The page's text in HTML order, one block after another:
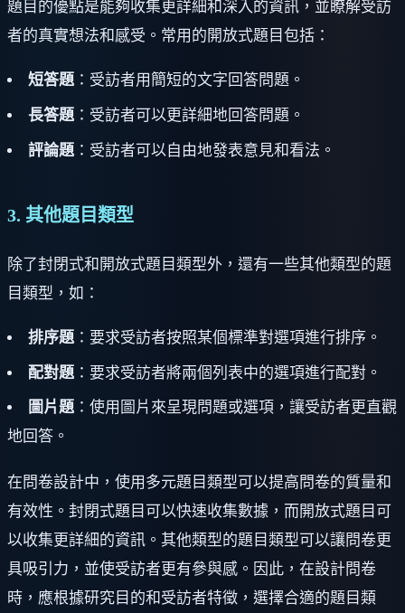
題目的優點是能夠收集更詳細和深入的資訊，並瞭解受訪
者的真實想法和感受。常用的開放式題目包括：
短答題：受訪者用簡短的文字回答問題。
長答題：受訪者可以更詳細地回答問題。
評論題 ：受訪者可以自由地發表意見和看法。
3. 其他題目類型
除了封閉式和開放式題目類型外，還有一些其他類型的題
目類型，如：
排序題 ：要求受訪者按照某個標準對選項進行排序。
配對題 ：要求受訪者將兩個列表中的選項進行配對。
圖片題：使用圖片來呈現問題或選項，讓受訪者更直觀
地回答。
在問卷設計中，使用多元題目類型可以提高問卷的質量和
有效性。封閉式題目可以快速收集數據，而開放式題目可
以收集更詳細的資訊。其他類型的題目類型可以讓問卷更
具吸引力，並使受訪者更有參與感。因此，在設計問卷
時，應根據研究目的和受訪者特徵，選擇合適的題目類